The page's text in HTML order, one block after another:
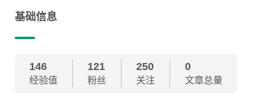
基础信息
146
经验值
121
粉丝
250
关注
0
文章总量